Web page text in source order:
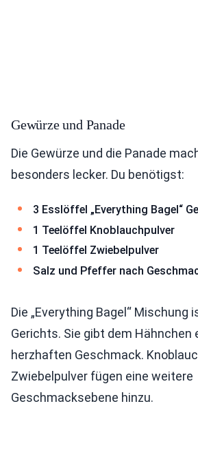
Gewürze und Panade
Die Gewürze und die Panade
besonders lecker. Du benötigst:
3 Esslöffel „Everything Bagel“
1 Teelöffel Knoblauchpulver
1 Teelöffel Zwiebelpulver
Salz und Pfeffer nach
Die „Everything Bagel“ Mischung
Gerichts. Sie gibt dem Hähnchen
herzhaften Geschmack.
Zwiebelpulver fügen eine weitere
Geschmacksebene hinzu.